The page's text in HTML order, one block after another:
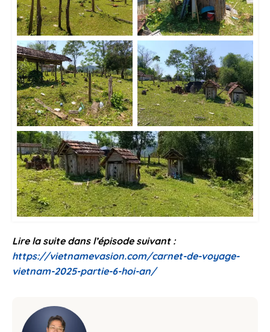
Lire la suite dans l’épisode suivant :
https://vietnamevasion.com/carnet-de-voyage-
vietnam-2025-partie-6-hoi-an/